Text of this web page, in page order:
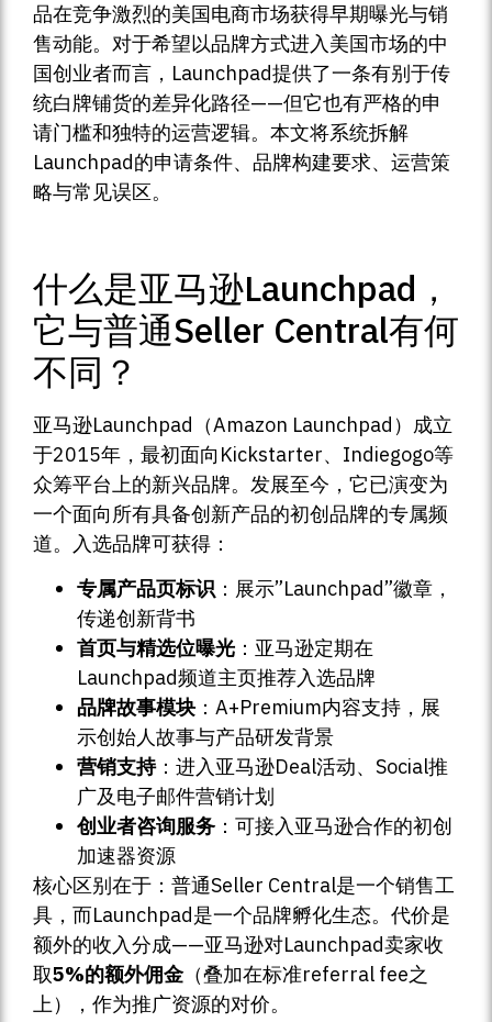
品在竞争激烈的美国电商市场获得早期曝光与销
售动能。对于希望以品牌方式进入美国市场的中
国创业者而言，Launchpad提供了一条有别于传
统白牌铺货的差异化路径——但它也有严格的申
请门槛和独特的运营逻辑。本文将系统拆解
Launchpad的申请条件、品牌构建要求、运营策
略与常见误区。
什么是亚马逊Launchpad，
它与普通Seller Central有何
不同？
亚马逊Launchpad（Amazon Launchpad）成立
于2015年，最初面向Kickstarter、Indiegogo等
众筹平台上的新兴品牌。发展至今，它已演变为
一个面向所有具备创新产品的初创品牌的专属频
道。入选品牌可获得：
专属产品页标识 ：展示”Launchpad”徽章，
传递创新背书
首页与精选位曝光 ：亚马逊定期在
Launchpad频道主页推荐入选品牌
品牌故事模块 ：A+Premium内容支持，展
示创始人故事与产品研发背景
营销支持：进入亚马逊Deal活动、Social推
广及电子邮件营销计划
创业者咨询服务 ：可接入亚马逊合作的初创
加速器资源
核心区别在于：普通Seller Central是一个销售工
具，而Launchpad是一个品牌孵化生态。代价是
额外的收入分成——亚马逊对Launchpad卖家收
取5%的额外佣金（叠加在标准referral fee之
上），作为推广资源的对价。